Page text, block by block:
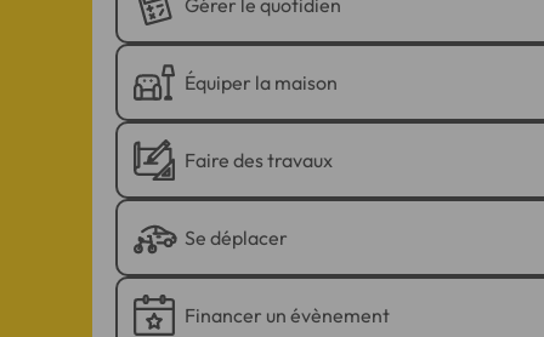
Gérer le quotidien
Équiper la maison
Faire des travaux
Se déplacer
Financer un évènement